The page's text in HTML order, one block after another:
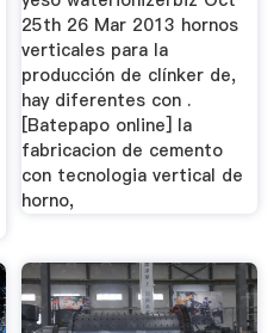
25th 26 Mar 2013 hornos
verticales para la
producción de clínker de,
hay diferentes con .
[Batepapo online] la
fabricacion de cemento
con tecnologia vertical de
horno,